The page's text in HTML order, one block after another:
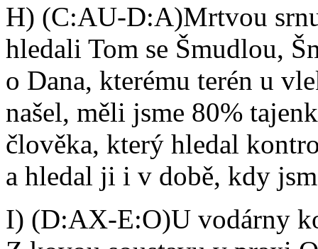
H) (C:AU-D:A)Mrtvou
hledali Tom se Šmudlou,
o Dana, kterému terén u
našel, měli jsme 80%
člověka, který hledal
a hledal ji i v době, kdy
I) (D:AX-E:O)U vodárny